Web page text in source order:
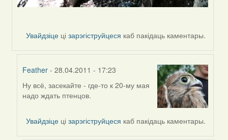
Увайдзіце цізарэгіструйцеся каб пакідаць каментары.
Feather - 28.04.2011 - 17:23
In
reply
by
Ну всё, засекайте - где-то к 20-му мая
надо ждать птенцов.
Увайдзіце цізарэгіструйцеся каб пакідаць каментары.